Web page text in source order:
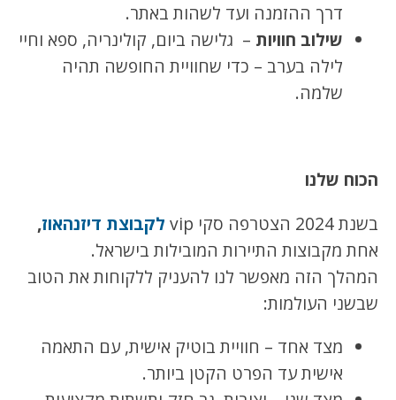
דרך ההזמנה ועד לשהות באתר.
שילוב חוויות – גלישה ביום, קולינריה, ספא וחיי
לילה בערב – כדי שחוויית החופשה תהיה
שלמה.
הכוח שלנו
בשנת 2024 הצטרפה סקי vip
לקבוצת דיזנהאוז,
אחת מקבוצות התיירות המובילות בישראל.
המהלך הזה מאפשר לנו להעניק ללקוחות את הטוב
שבשני העולמות:
מצד אחד – חוויית בוטיק אישית, עם התאמה
אישית עד הפרט הקטן ביותר.